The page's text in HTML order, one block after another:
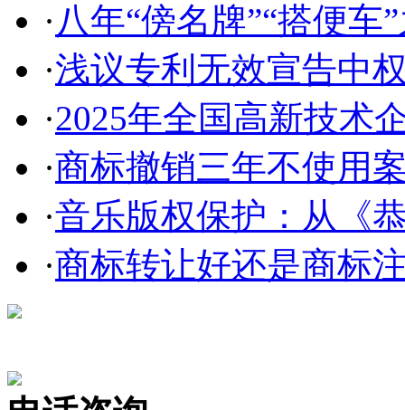
· 八年“傍名牌”“搭便车
·浅议专利无效宣告中
·2025年全国高新技术
·商标撤销三年不使用
·音乐版权保护：从《
·商标转让好还是商标